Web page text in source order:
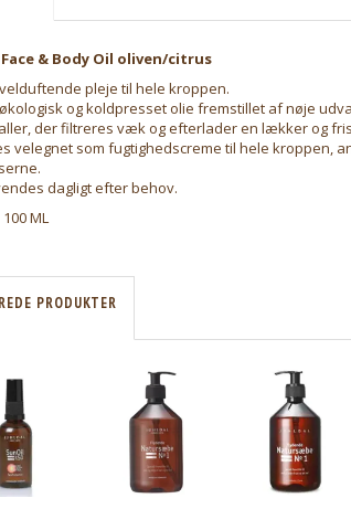
& Body Oil oliven/citrus
pleje til hele kroppen.
økologisk og koldpresset olie fremstillet af nøje
der filtreres væk og efterlader en lækker og
velegnet som fugtighedscreme til hele kroppen,
dagligt efter behov.
ML
PRODUKTER